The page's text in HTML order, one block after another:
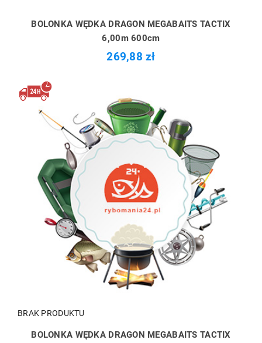
BOLONKA WĘDKA DRAGON MEGABAITS TACTIX
6,00m 600cm
269,88 zł
BRAK PRODUKTU
BOLONKA WĘDKA DRAGON MEGABAITS TACTIX